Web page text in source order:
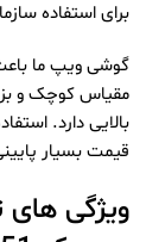
برای استفاده
گوشی ویپ ما
مقیاس کوچک و
بالایی دارد.
قیمت بسیار
ویژگی